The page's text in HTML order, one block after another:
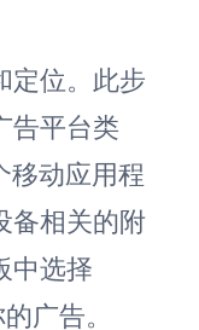
定位。此步
告平台类
移动应用程
备相关的附
中选择
广告。